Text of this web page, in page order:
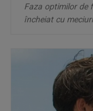
Faza optimilor de
încheiat cu